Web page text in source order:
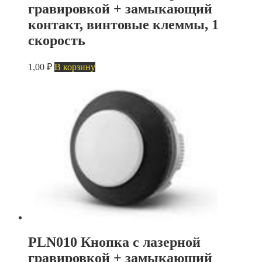
гравировкой + замыкающий
контакт, винтовые клеммы, 1
скорость
1,00 ₽ В корзину
PLN010 Кнопка с лазерной
гравировкой + замыкающий